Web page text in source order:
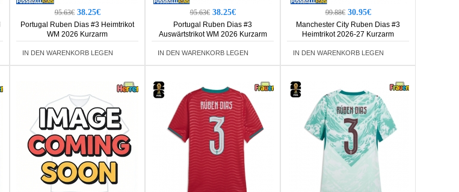
95.63€ 38.25€
Portugal Ruben Dias #3 Heimtrikot
WM 2026 Kurzarm
IN DEN WARENKORB LEGEN
95.63€ 38.25€
Portugal Ruben Dias #3
Auswärtstrikot WM 2026 Kurzarm
IN DEN WARENKORB LEGEN
99.88€ 30.95€
Manchester City Ruben Dias #3
Heimtrikot 2026-27 Kurzarm
IN DEN WARENKORB LEGEN